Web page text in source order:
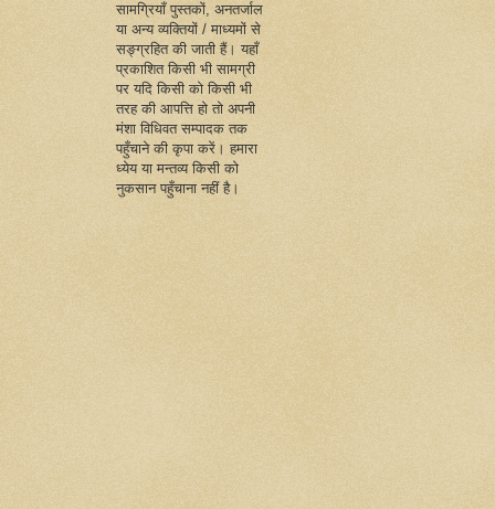
सामग्रियाँ पुस्तकों, अनतर्जाल
या अन्य व्यक्तियों / माध्यमों से
सङ्ग्रहित की जाती हैं। यहाँ
प्रकाशित किसी भी सामग्री
पर यदि किसी को किसी भी
तरह की आपत्ति हो तो अपनी
मंशा विधिवत सम्पादक तक
पहुँचाने की कृपा करें। हमारा
ध्येय या मन्तव्य किसी को
नुकसान पहुँचाना नहीं है।